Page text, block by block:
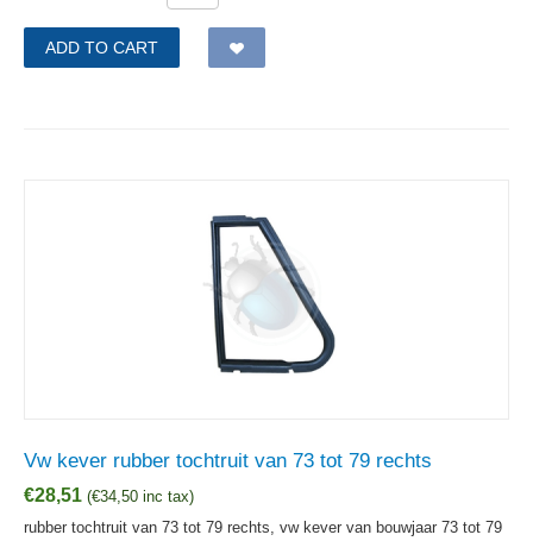
ADD TO CART
Vw kever rubber tochtruit van 73 tot 79 rechts
€28,51 (€34,50 inc tax)
rubber tochtruit van 73 tot 79 rechts, vw kever van bouwjaar 73 tot 79